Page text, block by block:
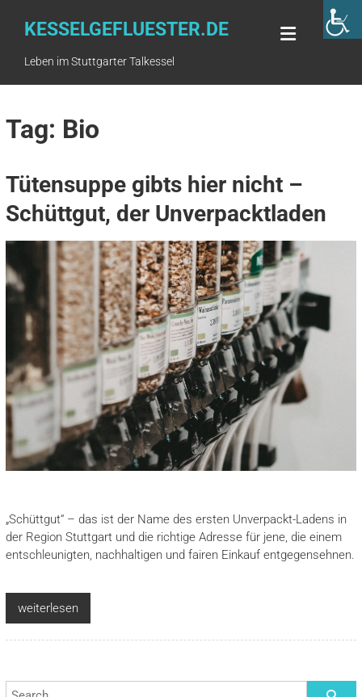
KESSELGEFLUESTER.DE
Leben im Stuttgarter Talkessel
Tag: Bio
Tütensuppe gibts hier nicht –
Schüttgut, der Unverpacktladen
„Schüttgut“ – das ist der Name des ersten Unverpackt-Ladens in
der Region Stuttgart und die richtige Adresse für jene, die einem
entschleunigten, nachhaltigen und fairen Einkauf entgegensehnen.
weiterlesen
Search